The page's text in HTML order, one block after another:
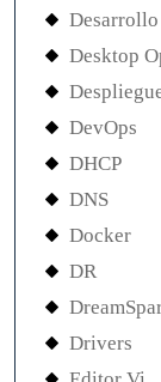
Desarrollo
Desktop
DevOps
DHCP
DNS
Docker
DR
Drivers